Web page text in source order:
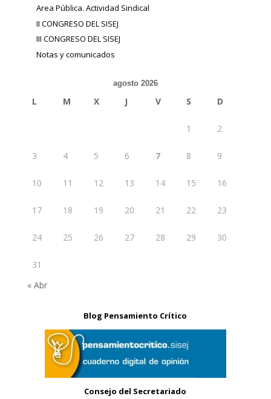
Area Pública. Actividad Sindical
II CONGRESO DEL SISEJ
III CONGRESO DEL SISEJ
Notas y comunicados
agosto 2026
L M X J V S D
1 2
3 4 5 6 7 8 9
10 11 12 13 14 15 16
17 18 19 20 21 22 23
24 25 26 27 28 29 30
31
« Abr
Blog Pensamiento Crítico
Consejo del Secretariado